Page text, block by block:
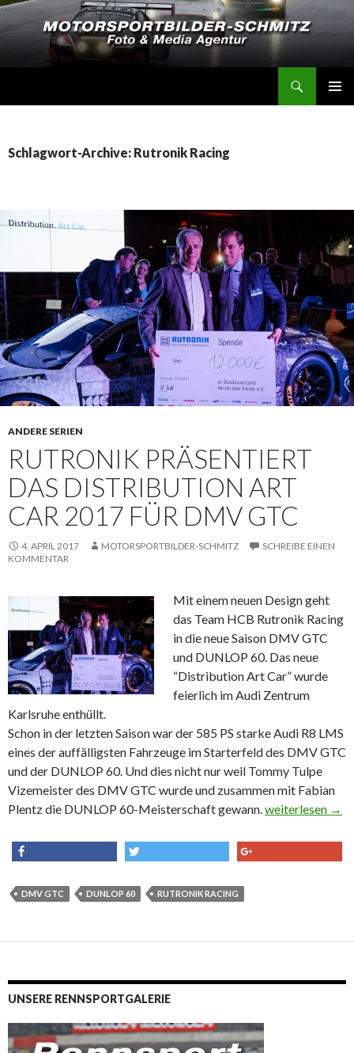
Schlagwort-Archive: Rutronik Racing
ANDERE SERIEN
RUTRONIK PRÄSENTIERT
DAS DISTRIBUTION ART
CAR 2017 FÜR DMV GTC
4. APRIL 2017 MOTORSPORTBILDER-SCHMITZ
SCHREIBE EINEN
KOMMENTAR
Mit einem neuen Design geht
das Team HCB Rutronik Racing
in die neue Saison DMV GTC
und DUNLOP 60. Das neue
“Distribution Art Car” wurde
feierlich im Audi Zentrum
Karlsruhe enthüllt.
Schon in der letzten Saison war der 585 PS starke Audi R8 LMS
eines der auffälligsten Fahrzeuge im Starterfeld des DMV GTC
und der DUNLOP 60. Und dies nicht nur weil Tommy Tulpe
Vizemeister des DMV GTC wurde und zusammen mit Fabian
Plentz die DUNLOP 60-Meisterschaft gewann.Rutronik
weiterlesen →
DMV GTC DUNLOP 60 RUTRONIK RACING
UNSERE RENNSPORTGALERIE